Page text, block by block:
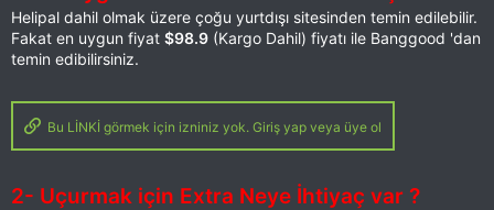
Helipal dahil olmak üzere çoğu yurtdışı sitesinden temin edilebilir.
Fakat en uygun fiyat $98.9 (Kargo Dahil) fiyatı ile Banggood 'dan
temin edibilirsiniz.
Bu LİNKİ görmek için izniniz yok. Giriş yap veya üye ol
2- Uçurmak için Extra Neye İhtiyaç var ?